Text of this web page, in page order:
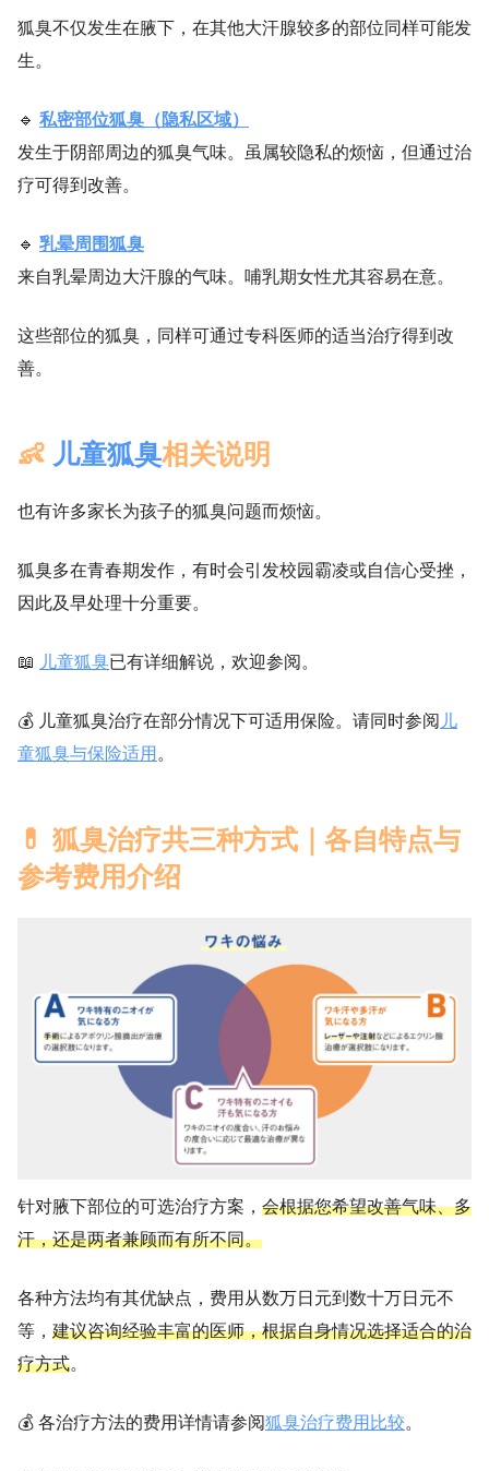
狐臭不仅发生在腋下，在其他大汗腺较多的部位同样可能发
生。
🔹 私密部位狐臭（隐私区域）
发生于阴部周边的狐臭气味。虽属较隐私的烦恼，但通过治
疗可得到改善。
🔹 乳晕周围狐臭
来自乳晕周边大汗腺的气味。哺乳期女性尤其容易在意。
这些部位的狐臭，同样可通过专科医师的适当治疗得到改
善。
👶 儿童狐臭相关说明
也有许多家长为孩子的狐臭问题而烦恼。
狐臭多在青春期发作，有时会引发校园霸凌或自信心受挫，
因此及早处理十分重要。
📖 儿童狐臭已有详细解说，欢迎参阅。
💰 儿童狐臭治疗在部分情况下可适用保险。请同时参阅 儿
童狐臭与保险适用 。
💊 狐臭治疗共三种方式｜各自特点与
参考费用介绍
针对腋下部位的可选治疗方案， 会根据您希望改善气味、多
汗，还是两者兼顾而有所不同。
各种方法均有其优缺点，费用从数万日元到数十万日元不
等， 建议咨询经验丰富的医师，根据自身情况选择适合的治
疗方式。
💰 各治疗方法的费用详情请参阅狐臭治疗费用比较。